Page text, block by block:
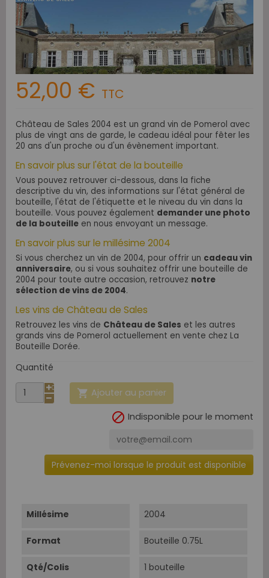
52,00 € TTC
Château de Sales 2004 est un grand vin de Pomerol avec
plus de vingt ans de garde, le cadeau idéal pour fêter les
20 ans d'un proche ou d'un évènement important.
En savoir plus sur l'état de la bouteille
Vous pouvez retrouver ci-dessous, dans la fiche
descriptive du vin, des informations sur l'état général de
bouteille, l'état de l'étiquette et le niveau du vin dans la
bouteille. Vous pouvez également demander une photo
de la bouteille en nous envoyant un message.
En savoir plus sur le millésime 2004
Si vous cherchez un vin de 2004, pour offrir un cadeau vin
anniversaire, ou si vous souhaitez offrir une bouteille de
2004 pour toute autre occasion, retrouvez notre
sélection de vins de 2004.
Les vins de Château de Sales
Retrouvez les vins de Château de Sales et les autres
grands vins de Pomerol actuellement en vente chez La
Bouteille Dorée.
Quantité
 Ajouter au panier
 Indisponible pour le moment
Prévenez-moi lorsque le produit est disponible
Millésime 2004
Format Bouteille 0.75L
Qté/Colis 1 bouteille